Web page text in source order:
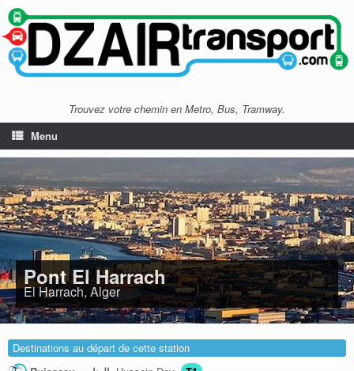
Trouvez votre chemin en Metro, Bus, Tramway.
Menu
Pont El Harrach
El Harrach, Alger
Destinations au départ de cette station